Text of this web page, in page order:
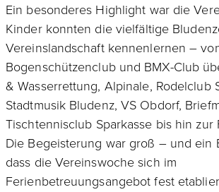
Ein besonderes Highlight war die
Kinder konnten die vielfältige
Vereinslandschaft kennenlernen –
Bogenschützenclub und BMX-Club
& Wasserrettung, Alpinale, Rodelclub
Stadtmusik Bludenz, VS Obdorf,
Tischtennisclub Sparkasse bis hin zur
Die Begeisterung war groß – und ein
dass die Vereinswoche sich im
Ferienbetreuungsangebot fest